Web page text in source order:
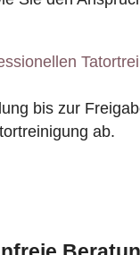
bis zur
ab.